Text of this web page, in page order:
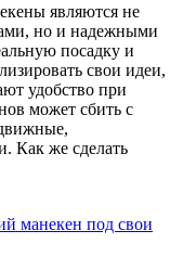
являются не
но и надежными
посадку и
свои идеи,
удобство при
может сбить с
Как же сделать